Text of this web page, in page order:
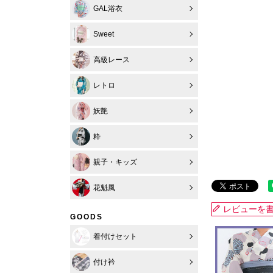
GAL浴衣
Sweet
高級レース
レトロ
妖艶
粋
親子・キッズ
花魁風
GOODS
着付けセット
付け衿
レビューを